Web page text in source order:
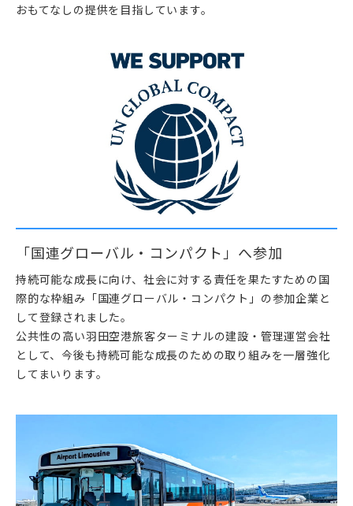
おもてなしの提供を目指しています。
「国連グローバル・コンパクト」へ参加
持続可能な成長に向け、社会に対する責任を果たすための国
際的な枠組み「国連グローバル・コンパクト」の参加企業と
して登録されました。
公共性の高い羽田空港旅客ターミナルの建設・管理運営会社
として、今後も持続可能な成長のための取り組みを一層強化
してまいります。